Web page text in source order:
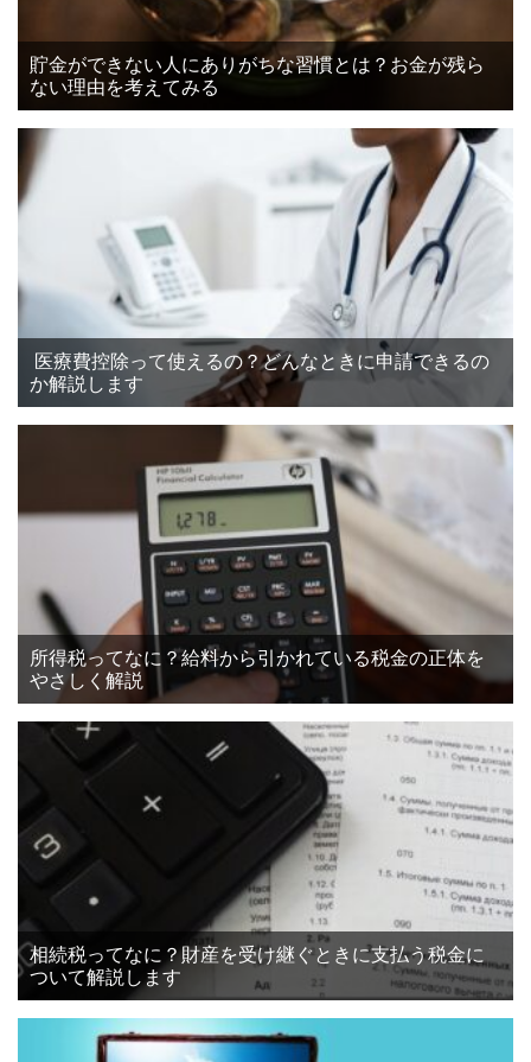
貯金ができない人にありがちな習慣とは？お金が残ら
ない理由を考えてみる
医療費控除って使えるの？どんなときに申請できるの
か解説します
所得税ってなに？給料から引かれている税金の正体を
やさしく解説
相続税ってなに？財産を受け継ぐときに支払う税金に
ついて解説します